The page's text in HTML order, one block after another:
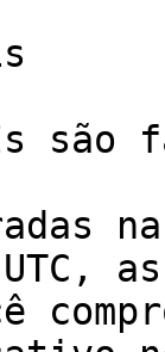
são